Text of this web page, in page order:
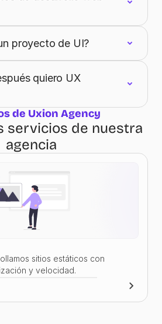
proyecto de UI?
quiero UX
de Uxion Agency
servicios de nuestra
agencia
sitios estáticos con
y velocidad.